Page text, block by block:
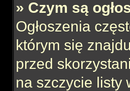
» Czym są
Ogłoszenia
którym się
przed
na szczycie listy